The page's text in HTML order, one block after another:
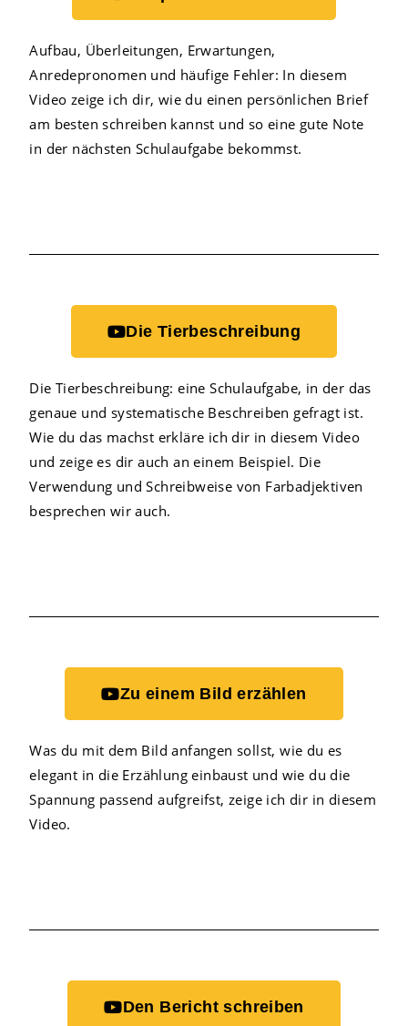
Aufbau, Überleitungen, Erwartungen,
Anredepronomen und häufige Fehler: In diesem
Video zeige ich dir, wie du einen persönlichen Brief
am besten schreiben kannst und so eine gute Note
in der nächsten Schulaufgabe bekommst.
Die Tierbeschreibung
Die Tierbeschreibung: eine Schulaufgabe, in der das
genaue und systematische Beschreiben gefragt ist.
Wie du das machst erkläre ich dir in diesem Video
und zeige es dir auch an einem Beispiel. Die
Verwendung und Schreibweise von Farbadjektiven
besprechen wir auch.
Zu einem Bild erzählen
Was du mit dem Bild anfangen sollst, wie du es
elegant in die Erzählung einbaust und wie du die
Spannung passend aufgreifst, zeige ich dir in diesem
Video.
Den Bericht schreiben